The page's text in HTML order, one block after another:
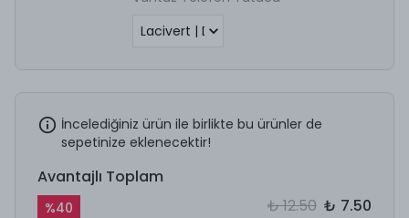
İncelediğiniz ürün ile birlikte bu ürünler de
sepetinize eklenecektir!
Avantajlı Toplam
%40 ₺ 12.50 ₺ 7.50